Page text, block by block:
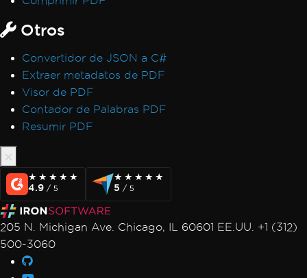
Otros
Convertidor de JSON a C#
Extraer metadatos de PDF
Visor de PDF
Contador de Palabras PDF
Resumir PDF
★★★★★
★★★★★
4.9 / 5
★★★★★
★★★★★
5 / 5
205 N. Michigan Ave. Chicago, IL 60601 EE.UU. +1 (312)
500-3060